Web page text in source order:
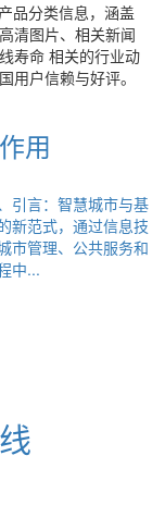
品分类信息，涵盖
清图片、相关新闻
寿命 相关的行业动
用户信赖与好评。
用
引言：智慧城市与基
新范式，通过信息技
市管理、公共服务和
中...